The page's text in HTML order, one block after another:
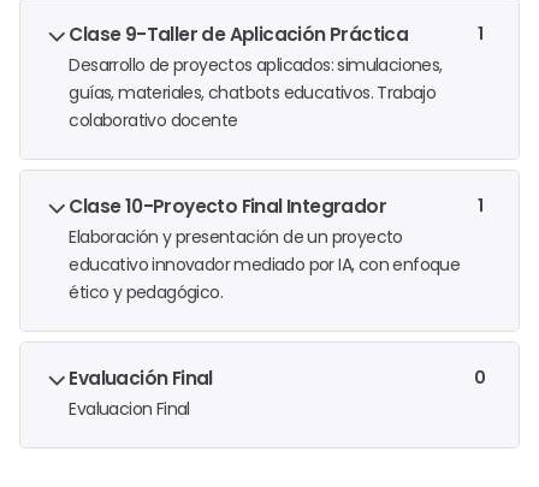
Clase 9-Taller de Aplicación Práctica
Desarrollo de proyectos aplicados: simulaciones,
guías, materiales, chatbots educativos. Trabajo
colaborativo docente
1
Clase 10-Proyecto Final Integrador
Elaboración y presentación de un proyecto
educativo innovador mediado por IA, con enfoque
ético y pedagógico.
1
Evaluación Final
Evaluacion Final
0